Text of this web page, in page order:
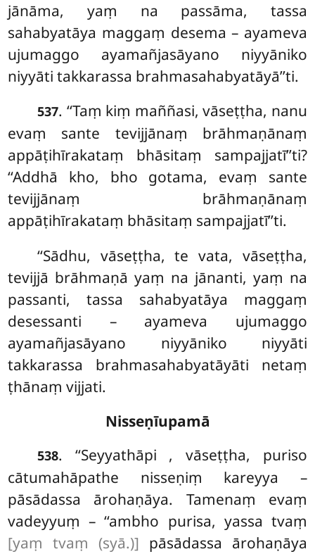
jānāma, yaṃ na passāma, tassa
sahabyatāya maggaṃ desema – ayameva
ujumaggo ayamañjasāyano niyyāniko
niyyāti takkarassa brahmasahabyatāyā’’ti.
537. ‘‘Taṃ kiṃ maññasi, vāseṭṭha, nanu
evaṃ sante tevijjānaṃ brāhmaṇānaṃ
appāṭihīrakataṃ bhāsitaṃ sampajjatī’’ti?
‘‘Addhā kho, bho gotama, evaṃ sante
tevijjānaṃ brāhmaṇānaṃ
appāṭihīrakataṃ bhāsitaṃ sampajjatī’’ti.
‘‘Sādhu, vāseṭṭha, te vata, vāseṭṭha,
tevijjā brāhmaṇā yaṃ na jānanti, yaṃ na
passanti, tassa sahabyatāya maggaṃ
desessanti – ayameva ujumaggo
ayamañjasāyano niyyāniko niyyāti
takkarassa brahmasahabyatāyāti netaṃ
ṭhānaṃ vijjati.
Nisseṇīupamā
538. ‘‘Seyyathāpi , vāseṭṭha, puriso
cātumahāpathe nisseṇiṃ kareyya –
pāsādassa ārohaṇāya. Tamenaṃ evaṃ
vadeyyuṃ – ‘‘ambho purisa, yassa tvaṃ
[yaṃ tvaṃ (syā.)] pāsādassa ārohaṇāya